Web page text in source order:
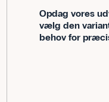
Opdag vores
vælg den
behov for